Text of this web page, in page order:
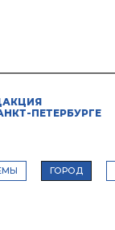
ПЕТЕРБУРГЕ
ГОРОД